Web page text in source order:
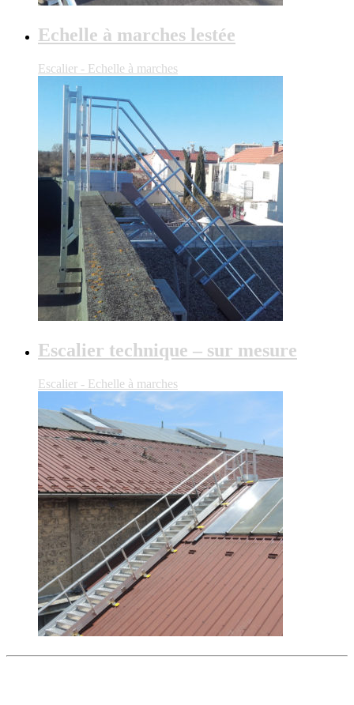
Echelle à marches lestée
Escalier - Echelle à marches
Escalier technique – sur mesure
Escalier - Echelle à marches